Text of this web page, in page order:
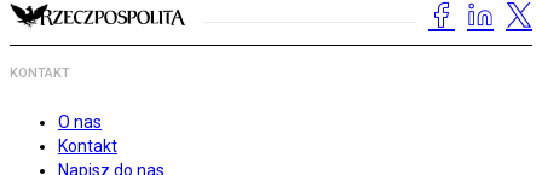
KONTAKT
O nas
Kontakt
Napisz do nas